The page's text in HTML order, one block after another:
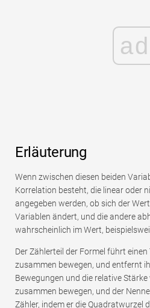
ad
Erläuterung
Wenn zwischen diesen beiden
Korrelation besteht, die linear oder
angegeben werden, ob sich der
Variablen ändert, und die andere
wahrscheinlich im Wert,
Der Zählerteil der Formel führt
zusammen bewegen, und entfernt
Bewegungen und die relative Stärke
zusammen bewegen, und der
Zähler, indem er die Quadratwurzel